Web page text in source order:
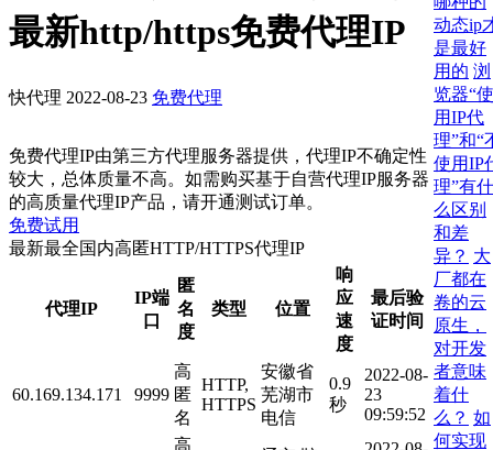
最新http/https免费代理IP
快代理 2022-08-23 免费代理
免费代理IP由第三方代理服务器提供，代理IP不确定性
较大，总体质量不高。如需购买基于自营代理IP服务器
的高质量代理IP产品，请开通测试订单。
免费试用
最新最全国内高匿HTTP/HTTPS代理IP
代理IP
IP端
口
匿
名
度
类型 位置
响
应
速
度
最后验
证时间
60.169.134.171 9999
高
匿
名
HTTP,
HTTPS
安徽省
芜湖市
电信
0.9
秒
2022-08-
23
09:59:52
高
动态ip
是最好
用的 浏
览器“使
用IP代
理”和“
使用IP
理”有什
么区别
和差
异？ 大
厂都在
卷的云
原生，
对开发
者意味
着什
么？ 如
何实现